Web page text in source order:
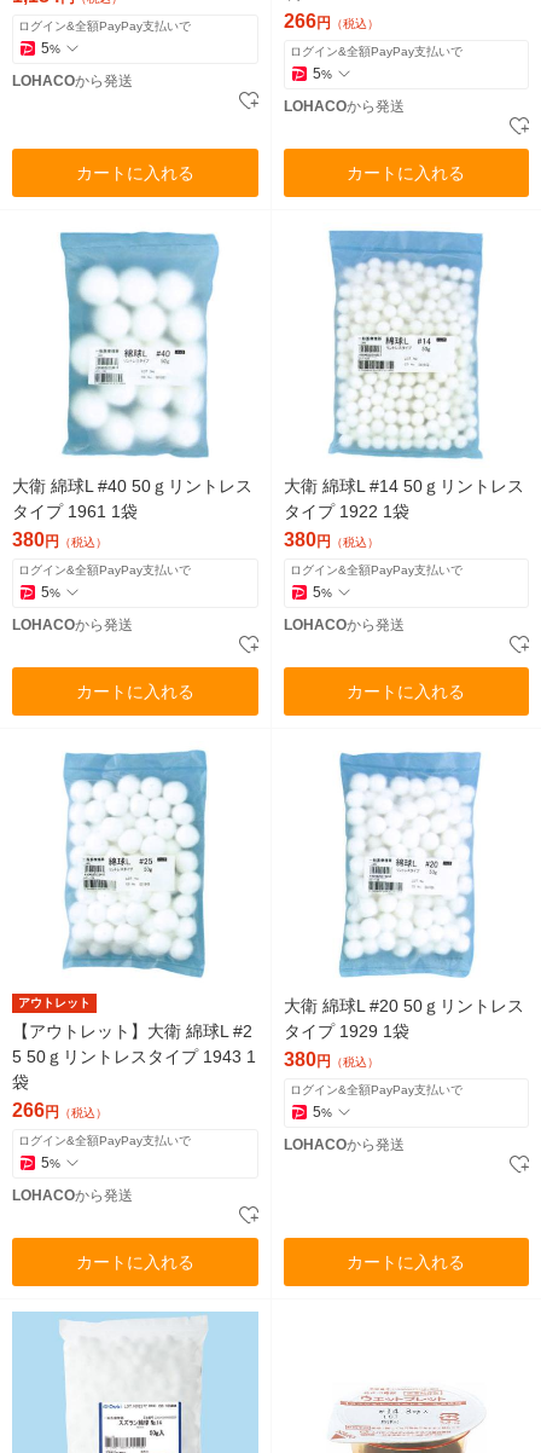
ログイン&全額PayPay支払いで
5%
LOHACOから発送
カートに入れる
266円 （税込）
ログイン&全額PayPay支払いで
5%
LOHACOから発送
カートに入れる
大衛 綿球L #40 50ｇリントレス
タイプ 1961 1袋
380円 （税込）
ログイン&全額PayPay支払いで
5%
LOHACOから発送
カートに入れる
大衛 綿球L #14 50ｇリントレス
タイプ 1922 1袋
380円 （税込）
ログイン&全額PayPay支払いで
5%
LOHACOから発送
カートに入れる
アウトレット
【アウトレット】大衛 綿球L #2
5 50ｇリントレスタイプ 1943 1
袋
266円 （税込）
ログイン&全額PayPay支払いで
5%
LOHACOから発送
カートに入れる
大衛 綿球L #20 50ｇリントレス
タイプ 1929 1袋
380円 （税込）
ログイン&全額PayPay支払いで
5%
LOHACOから発送
カートに入れる